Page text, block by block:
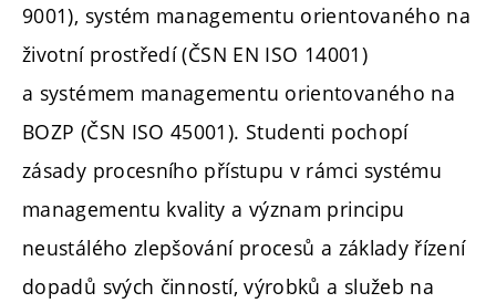
9001), systém managementu orientovaného na
životní prostředí (ČSN EN ISO 14001)
a systémem managementu orientovaného na
BOZP (ČSN ISO 45001). Studenti pochopí
zásady procesního přístupu v rámci systému
managementu kvality a význam principu
neustálého zlepšování procesů a základy řízení
dopadů svých činností, výrobků a služeb na